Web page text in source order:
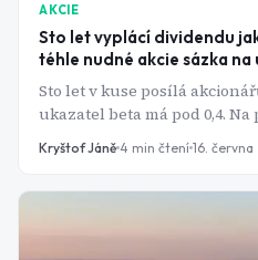
AKCIE
Sto let vyplácí dividendu
téhle nudné akcie sázka
Sto let v kuse posílá
ukazatel beta má pod 0,4.
z nejpřímějších sázek na
Kryštof Jáně 4 min čtení 16. června